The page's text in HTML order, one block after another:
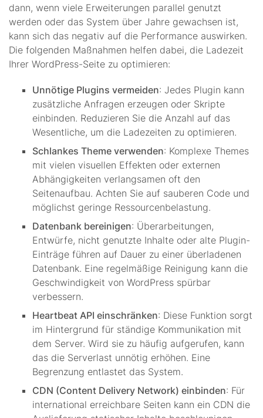
dann, wenn viele Erweiterungen parallel genutzt
werden oder das System über Jahre gewachsen ist,
kann sich das negativ auf die Performance auswirken.
Die folgenden Maßnahmen helfen dabei, die Ladezeit
Ihrer WordPress-Seite zu optimieren:
Unnötige Plugins vermeiden: Jedes Plugin kann
zusätzliche Anfragen erzeugen oder Skripte
einbinden. Reduzieren Sie die Anzahl auf das
Wesentliche, um die Ladezeiten zu optimieren.
Schlankes Theme verwenden: Komplexe Themes
mit vielen visuellen Effekten oder externen
Abhängigkeiten verlangsamen oft den
Seitenaufbau. Achten Sie auf sauberen Code und
möglichst geringe Ressourcenbelastung.
Datenbank bereinigen: Überarbeitungen,
Entwürfe, nicht genutzte Inhalte oder alte Plugin-
Einträge führen auf Dauer zu einer überladenen
Datenbank. Eine regelmäßige Reinigung kann die
Geschwindigkeit von WordPress spürbar
verbessern.
Heartbeat API einschränken: Diese Funktion sorgt
im Hintergrund für ständige Kommunikation mit
dem Server. Wird sie zu häufig aufgerufen, kann
das die Serverlast unnötig erhöhen. Eine
Begrenzung entlastet das System.
CDN (Content Delivery Network) einbinden: Für
international erreichbare Seiten kann ein CDN die